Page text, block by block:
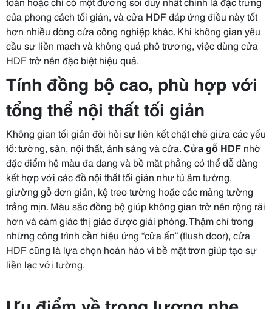
của phong cách tối giản, và cửa HDF đáp ứng điều này tốt
hơn nhiều dòng cửa công nghiệp khác. Khi không gian yêu
cầu sự liền mạch và không quá phô trương, việc dùng cửa
HDF trở nên đặc biệt hiệu quả.
Tính đồng bộ cao, phù hợp với
tổng thể nội thất tối giản
Không gian tối giản đòi hỏi sự liên kết chặt chẽ giữa các yếu
tố: tường, sàn, nội thất, ánh sáng và cửa.Cửa gỗ HDF nhờ
đặc điểm hệ màu đa dạng và bề mặt phẳng có thể dễ dàng
kết hợp với các đồ nội thất tối giản như tủ âm tường,
giường gỗ đơn giản, kệ treo tường hoặc các mảng tường
trắng mịn. Màu sắc đồng bộ giúp không gian trở nên rộng rãi
hơn và cảm giác thị giác được giải phóng. Thậm chí trong
những công trình cần hiệu ứng “cửa ẩn” (flush door), cửa
HDF cũng là lựa chọn hoàn hảo vì bề mặt trơn giúp tạo sự
liền lạc với tường.